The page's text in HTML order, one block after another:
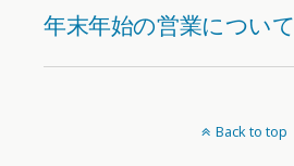
年末年始の営業について
Back to top